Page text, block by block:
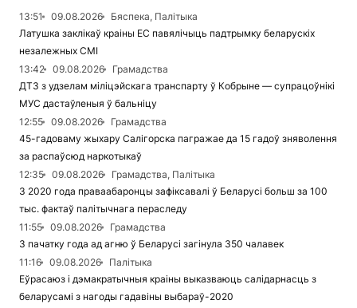
13:51 09.08.2026
Бяспека, Палітыка
Латушка заклікаў краіны ЕС павялічыць падтрымку беларускіх
незалежных СМІ
13:42
09.08.2026
Грамадства
ДТЗ з удзелам міліцэйскага транспарту ў Кобрыне — супрацоўнікі
МУС дастаўленыя ў бальніцу
12:55
09.08.2026
Грамадства
45-гадоваму жыхару Салігорска пагражае да 15 гадоў зняволення
за распаўсюд наркотыкаў
12:35
09.08.2026
Грамадства, Палітыка
З 2020 года праваабаронцы зафіксавалі ў Беларусі больш за 100
тыс. фактаў палітычнага пераследу
11:55
09.08.2026
Грамадства
З пачатку года ад агню ў Беларусі загінула 350 чалавек
11:16
09.08.2026
Палітыка
Еўрасаюз і дэмакратычныя краіны выказваюць салідарнасць з
беларусамі з нагоды гадавіны выбараў-2020